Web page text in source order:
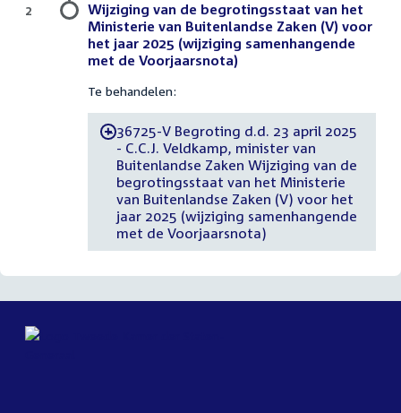
Wijziging van de begrotingsstaat van het
Ministerie van Buitenlandse Zaken (V) voor
het jaar 2025 (wijziging samenhangende
met de Voorjaarsnota)
Te behandelen:
-36725-V Begroting d.d. 23 april 2025
- C.C.J. Veldkamp, minister van
Buitenlandse Zaken Wijziging van de
begrotingsstaat van het Ministerie
van Buitenlandse Zaken (V) voor het
jaar 2025 (wijziging samenhangende
met de Voorjaarsnota)
2